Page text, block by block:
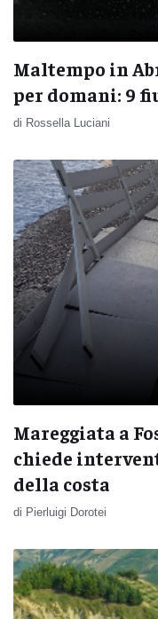
Maltempo in
per domani: 9
di Rossella Luciani
Mareggiata a
chiede
della costa
di Pierluigi Dorotei